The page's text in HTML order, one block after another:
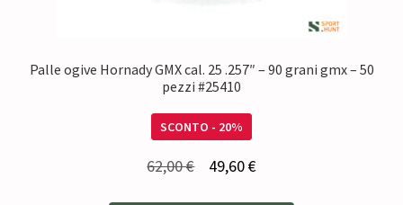
Palle ogive Hornady GMX cal. 25 .257″ – 90 grani gmx – 50
pezzi #25410
SCONTO - 20%
62,00€ 49,60€Il